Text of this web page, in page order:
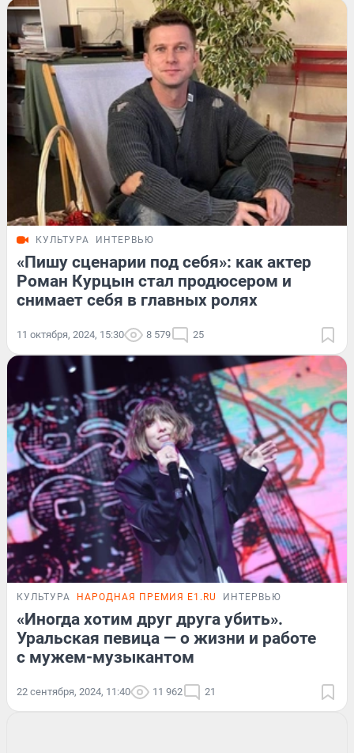
КУЛЬТУРА ИНТЕРВЬЮ
«Пишу сценарии под себя»: как актер
Роман Курцын стал продюсером и
снимает себя в главных ролях
11 октября, 2024, 15:30 8 579 25
КУЛЬТУРА НАРОДНАЯ ПРЕМИЯ E1.RU ИНТЕРВЬЮ
«Иногда хотим друг друга убить».
Уральская певица — о жизни и работе
с мужем-музыкантом
22 сентября, 2024, 11:40 11 962 21